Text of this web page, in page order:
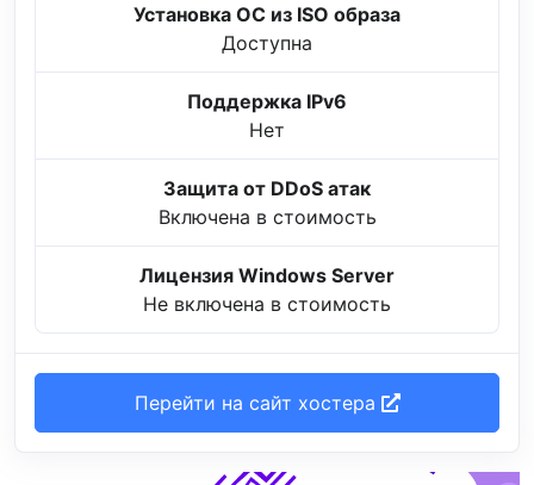
Установка ОС из ISO образа
Доступна
Поддержка IPv6
Нет
Защита от DDoS атак
Включена в стоимость
Лицензия Windows Server
Не включена в стоимость
Перейти на сайт хостера